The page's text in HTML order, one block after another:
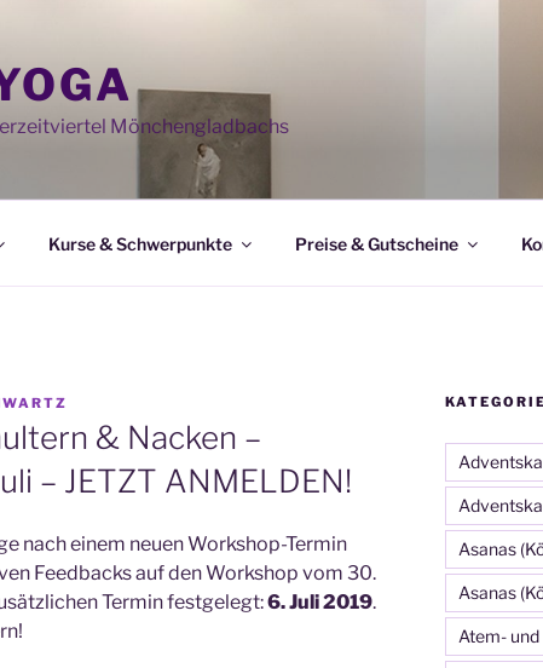
Mönchengladbachs
Kurse & Schwerpunkte Preise & Gutscheine
& Nacken –
– JETZT ANMELDEN!
nach einem neuen Workshop-Termin
Feedbacks auf den Workshop vom 30.
Termin festgelegt:6. Juli 2019.
Asanas
Asanas
Atem- und